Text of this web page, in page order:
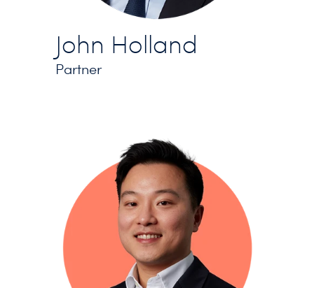
John Holland
Partner